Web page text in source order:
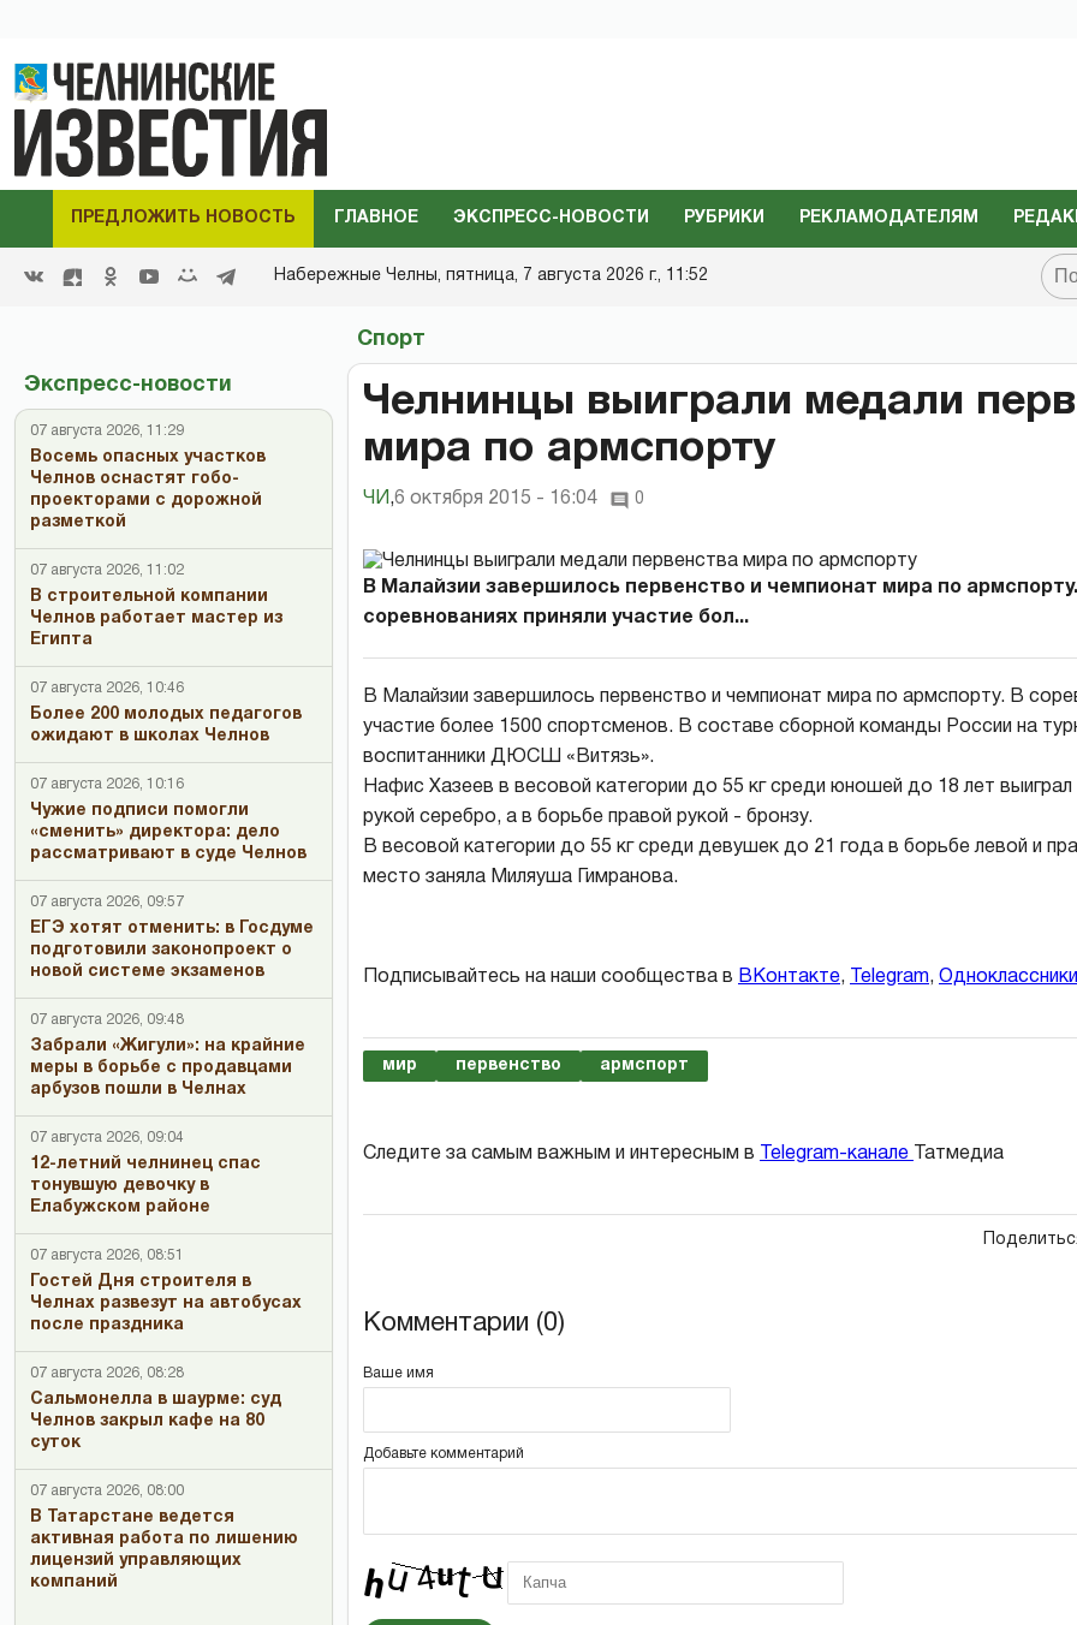
ПРЕДЛОЖИТЬ НОВОСТЬ ГЛАВНОЕ ЭКСПРЕСС-НОВОСТИ РУБРИКИ РЕКЛАМОДАТЕЛЯМ
Набережные Челны, пятница, 7 августа 2026 г., 11:52
Экспресс-новости
07 августа 2026, 11:29
Восемь опасных участков
Челнов оснастят гобо-
проекторами с дорожной
разметкой
07 августа 2026, 11:02
В строительной компании
Челнов работает мастер из
Египта
07 августа 2026, 10:46
Более 200 молодых педагогов
ожидают в школах Челнов
07 августа 2026, 10:16
Чужие подписи помогли
«сменить» директора: дело
рассматривают в суде Челнов
07 августа 2026, 09:57
ЕГЭ хотят отменить: в Госдуме
подготовили законопроект о
новой системе экзаменов
07 августа 2026, 09:48
Забрали «Жигули»: на крайние
меры в борьбе с продавцами
арбузов пошли в Челнах
07 августа 2026, 09:04
12-летний челнинец спас
тонувшую девочку в
Елабужском районе
07 августа 2026, 08:51
Гостей Дня строителя в
Челнах развезут на автобусах
после праздника
07 августа 2026, 08:28
Сальмонелла в шаурме: суд
Челнов закрыл кафе на 80
суток
07 августа 2026, 08:00
В Татарстане ведется
активная работа по лишению
лицензий управляющих
компаний
Спорт
Челнинцы выиграли медали
мира по армспорту
ЧИ ,6 октября 2015 - 16:04 0
В Малайзии завершилось первенство и чемпионат мира по
соревнованиях приняли участие бол...
В Малайзии завершилось первенство и чемпионат мира по армспорту. В
участие более 1500 спортсменов. В составе сборной команды России на
воспитанники ДЮСШ «Витязь».
Нафис Хазеев в весовой категории до 55 кг среди юношей до 18 лет
рукой серебро, а в борьбе правой рукой - бронзу.
В весовой категории до 55 кг среди девушек до 21 года в борьбе левой и
место заняла Миляуша Гимранова.
Подписывайтесь на наши сообщества в ВКонтакте, Telegram, Одноклассники
мир первенство армспорт
Следите за самым важным и интересным в Telegram-канале Татмедиа
Комментарии (0)
Ваше имя
Добавьте комментарий